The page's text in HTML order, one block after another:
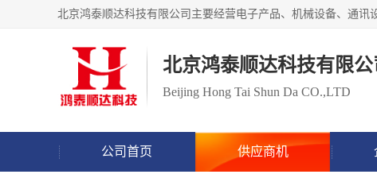
北京鸿泰顺达科技有限公
Beijing Hong Tai Shun Da CO.,LTD
公司首页 供应商机